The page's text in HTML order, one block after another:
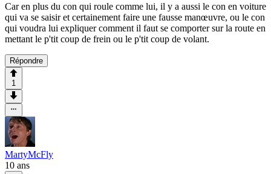
Car en plus du con qui roule comme lui, il y a aussi le con en voiture
qui va se saisir et certainement faire une fausse manœuvre, ou le con
qui voudra lui expliquer comment il faut se comporter sur la route en
mettant le p'tit coup de frein ou le p'tit coup de volant.
Répondre
1
MartyMcFly
10 ans